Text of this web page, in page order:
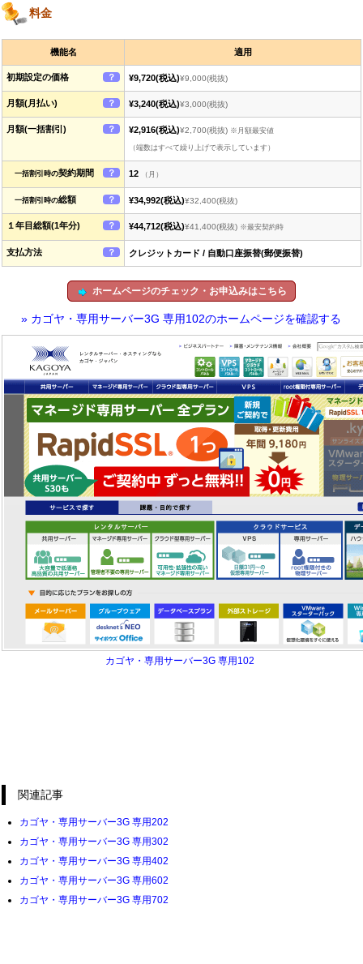
料金
機能名 適用
初期設定の価格 ？ ¥9,720(税込)¥9,000(税抜)
月額(月払い) ？ ¥3,240(税込)¥3,000(税抜)
月額(一括割引) ？ ¥2,916(税込)¥2,700(税抜) ※月額最安値
（端数はすべて繰り上げで表示しています）
一括割引時の契約期間 ？ 12 （月）
一括割引時の総額 ？ ¥34,992(税込)¥32,400(税抜)
１年目総額(1年分) ？ ¥44,712(税込)¥41,400(税抜) ※最安契約時
支払方法 ？ クレジットカード / 自動口座振替(郵便振替)
ホームページのチェック・お申込みはこちら
» カゴヤ・専用サーバー3G 専用102のホームページを確認する
カゴヤ・専用サーバー3G 専用102
関連記事
カゴヤ・専用サーバー3G 専用202
カゴヤ・専用サーバー3G 専用302
カゴヤ・専用サーバー3G 専用402
カゴヤ・専用サーバー3G 専用602
カゴヤ・専用サーバー3G 専用702